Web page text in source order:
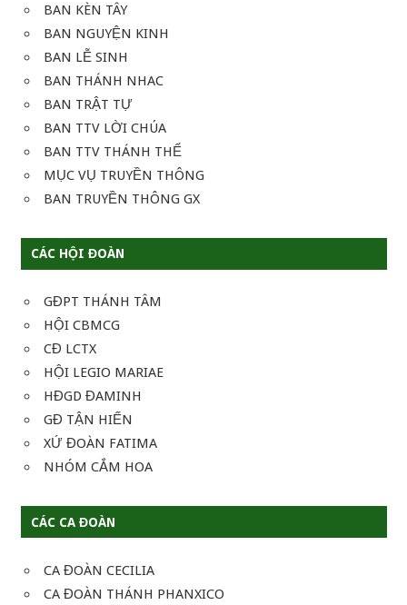
BAN KÈN TÂY
BAN NGUYỆN KINH
BAN LỄ SINH
BAN THÁNH NHAC
BAN TRẬT TỰ
BAN TTV LỜI CHÚA
BAN TTV THÁNH THỂ
MỤC VỤ TRUYỀN THÔNG
BAN TRUYỀN THÔNG GX
CÁC HỘI ĐOÀN
GĐPT THÁNH TÂM
HỘI CBMCG
CĐ LCTX
HỘI LEGIO MARIAE
HĐGD ĐAMINH
GĐ TẬN HIẾN
XỨ ĐOÀN FATIMA
NHÓM CẮM HOA
CÁC CA ĐOÀN
CA ĐOÀN CECILIA
CA ĐOÀN THÁNH PHANXICO